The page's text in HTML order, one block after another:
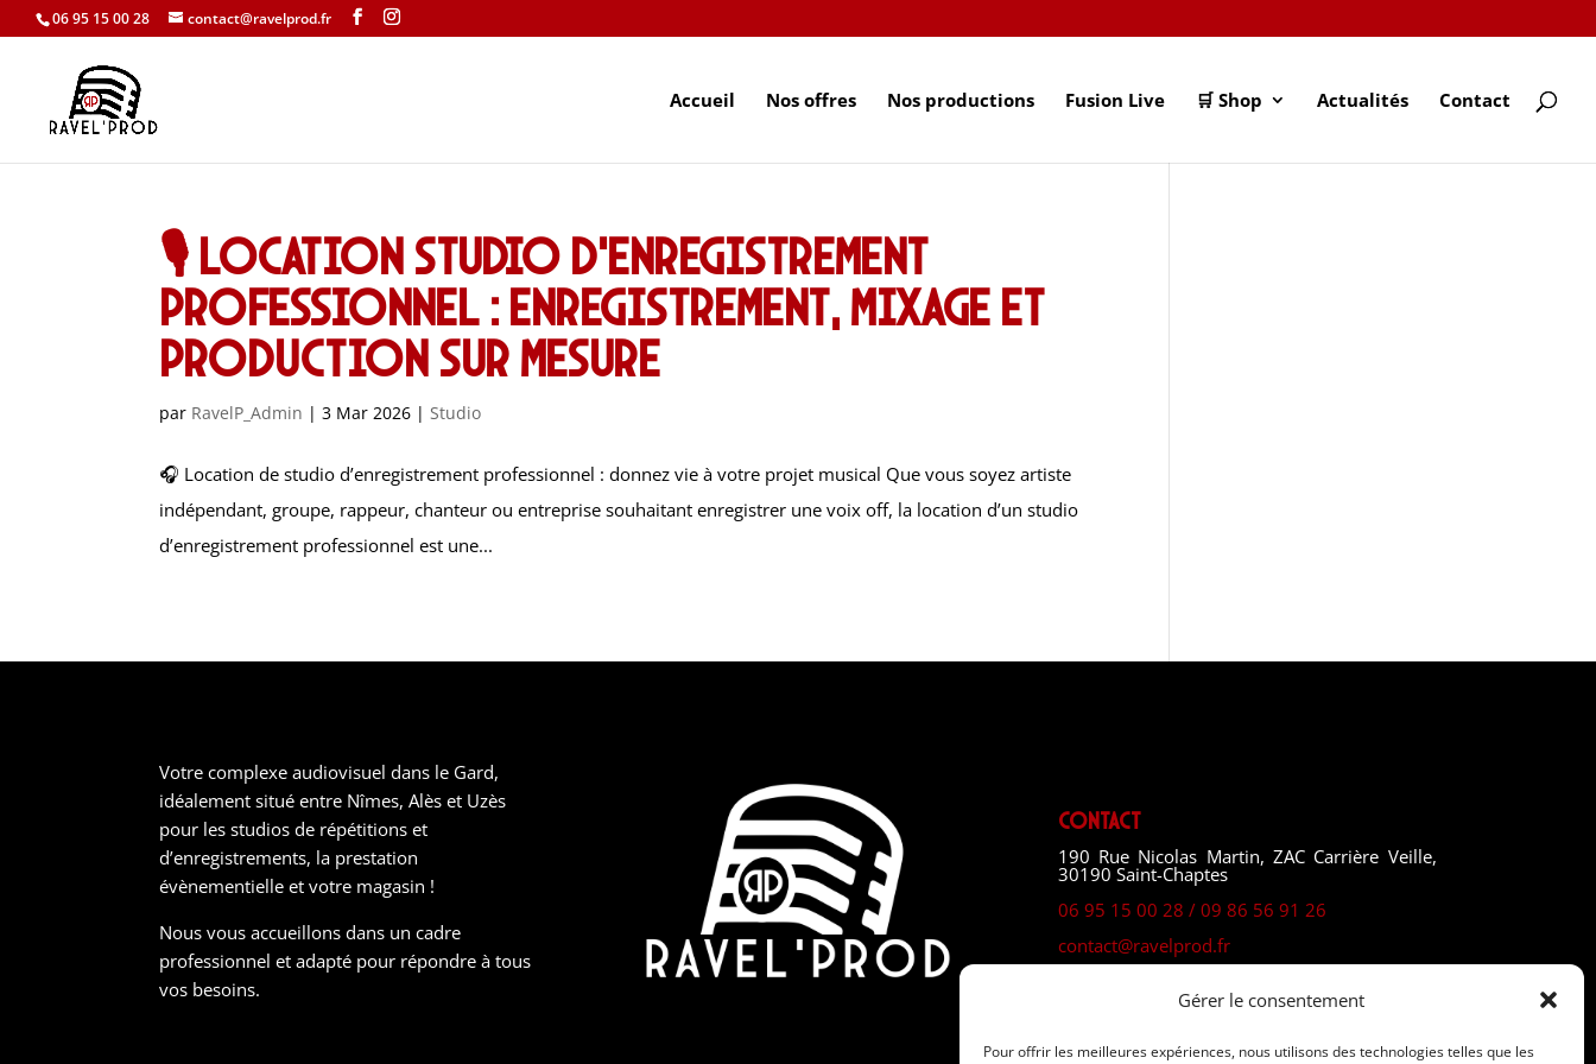
Gérer le consentement
Pour offrir les meilleures expériences, nous utilisons des technologies telles que les
06 95 15 00 28 contact@ravelprod.fr
Accueil Nos offres Nos productions Fusion Live 🛒 Shop Actualités Contact
🎙️ Location studio d’enregistrement
professionnel : enregistrement, mixage et
production sur mesure
par RavelP_Admin |3 Mar 2026 |Studio
🎧 Location de studio d’enregistrement professionnel : donnez vie à votre projet musical Que vous soyez artiste
indépendant, groupe, rappeur, chanteur ou entreprise souhaitant enregistrer une voix off, la location d’un studio
d’enregistrement professionnel est une...
Votre complexe audiovisuel dans le Gard,
idéalement situé entre Nîmes, Alès et Uzès
pour les studios de répétitions et
d’enregistrements, la prestation
évènementielle et votre magasin !
Nous vous accueillons dans un cadre
professionnel et adapté pour répondre à tous
vos besoins.
Contact
190 Rue Nicolas Martin, ZAC Carrière Veille,
30190 Saint-Chaptes
06 95 15 00 28 / 09 86 56 91 26
contact@ravelprod.fr